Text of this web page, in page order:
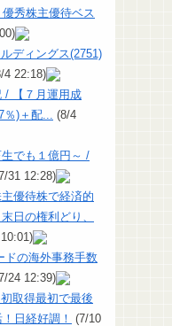
秀株主優待ベス
ディングス(2751)
4 22:18)
/ 【７月運用成
)＋配...
(8/4
でも１億円～ /
31 12:28)
優待株で経済的
日の権利どり、
ドの海外事務手数
24 12:39)
取得最初で最後
日経好調！ (7/10